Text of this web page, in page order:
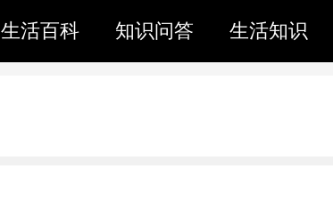
生活百科 知识问答 生活知识